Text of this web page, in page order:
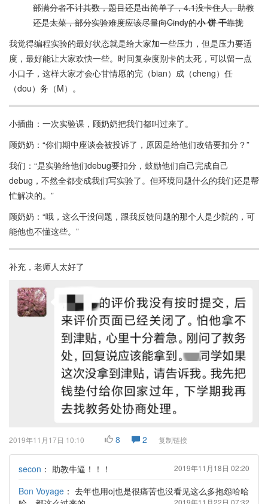
部满分者不计其数，题目还是出简单了，4.1没卡住人。助教
还是太菜，部分实验难度应该尽量向Cindy的小 饼 干靠拢
我觉得编程实验的最好状态就是给大家加一些压力，但是压力要适
度，最好能让大家欢快一些。时间复杂度别卡的太死，可以留一点
小口子，这样大家才会心甘情愿的完（bian）成（cheng）任
（dou）务（M）。
小插曲：一次实验课，顾奶奶把我们都叫过来了。
顾奶奶：“你们期中座谈会被投诉了，原因是给他们改错要扣分？”
我们：“是实验给他们debug要扣分，鼓励他们自己完成自己
debug，不然全都变成我们写实验了。但环境问题什么的我们还是帮
忙解决的。”
顾奶奶：“哦，这么干没问题，跟我反馈问题的那个人是少院的，可
能他也不懂这些。”
补充，老师人太好了
2019年11月17日 10:10 8 2 复制链接
secon ： 助教牛逼！！！ 2019年11月18日 02:20
Bon Voyage ： 去年也用oj也是很痛苦也没看见这么多抱怨哈哈
2019年11月22日 07:32